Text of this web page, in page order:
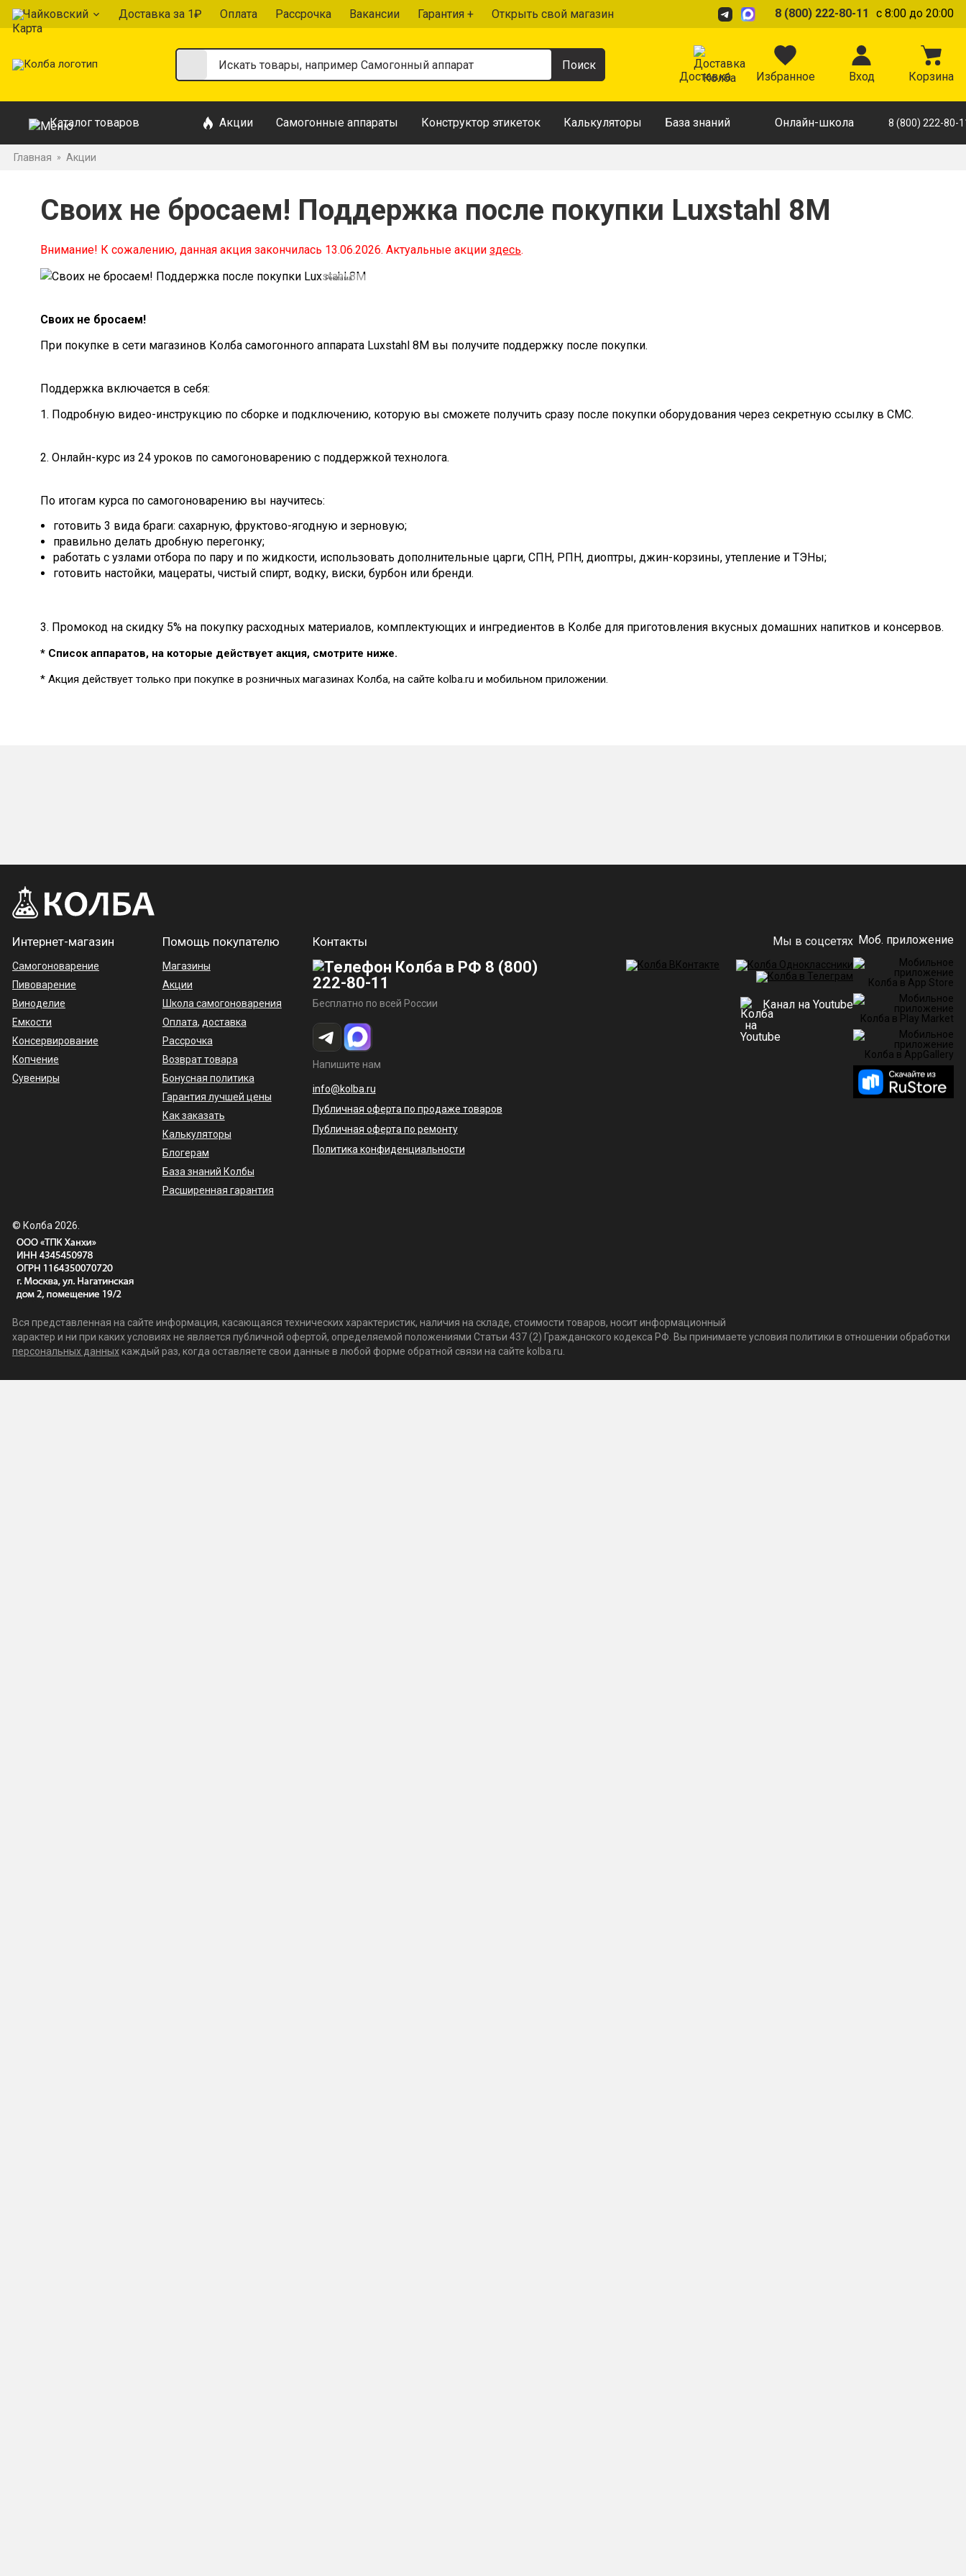
Чайковский Доставка за 1₽ Оплата Рассрочка Вакансии Гарантия + Открыть свой магазин 8 (800) 222-80-11 с 8:00 до 20:00
Доставка Избранное Вход Корзина
Каталог товаров Акции Самогонные аппараты Конструктор этикеток Калькуляторы База знаний Онлайн-школа 8 (800) 222-80-
Главная » Акции
Своих не бросаем! Поддержка после покупки Luxstahl 8M
Внимание! К сожалению, данная акция закончилась 13.06.2026. Актуальные акции здесь.
Реклама
Своих не бросаем!
При покупке в сети магазинов Колба самогонного аппарата Luxstahl 8M вы получите поддержку после покупки.
Поддержка включается в себя:
1. Подробную видео-инструкцию по сборке и подключению, которую вы сможете получить сразу после покупки оборудования через секретную ссылку в СМС.
2. Онлайн-курс из 24 уроков по самогоноварению с поддержкой технолога.
По итогам курса по самогоноварению вы научитесь:
готовить 3 вида браги: сахарную, фруктово-ягодную и зерновую;
правильно делать дробную перегонку;
работать с узлами отбора по пару и по жидкости, использовать дополнительные царги, СПН, РПН, диоптры, джин-корзины, утепление и ТЭНы;
готовить настойки, мацераты, чистый спирт, водку, виски, бурбон или бренди.
3. Промокод на скидку 5% на покупку расходных материалов, комплектующих и ингредиентов в Колбе для приготовления вкусных домашних напитков и консервов.
* Список аппаратов, на которые действует акция, смотрите ниже.
* Акция действует только при покупке в розничных магазинах Колба, на сайте kolba.ru и мобильном приложении.
Интернет-магазин
Самогоноварение
Пивоварение
Виноделие
Емкости
Консервирование
Копчение
Сувениры
Помощь покупателю
Магазины
Акции
Школа самогоноварения
Оплата, доставка
Рассрочка
Возврат товара
Бонусная политика
Гарантия лучшей цены
Как заказать
Калькуляторы
Блогерам
База знаний Колбы
Расширенная гарантия
Контакты
8 (800)
222-80-11
Бесплатно по всей России
Напишите нам
info@kolba.ru
Публичная оферта по продаже товаров
Публичная оферта по ремонту
Политика конфиденциальности
Мы в соцсетях
Канал на Youtube
Моб. приложение
© Колба 2026.
Вся представленная на сайте информация, касающаяся технических характеристик, наличия на складе, стоимости товаров, носит информационный
характер и ни при каких условиях не является публичной офертой, определяемой положениями Статьи 437 (2) Гражданского кодекса РФ. Вы принимаете условия политики в отношении обработки
персональных данныхкаждый раз, когда оставляете свои данные в любой форме обратной связи на сайте kolba.ru.